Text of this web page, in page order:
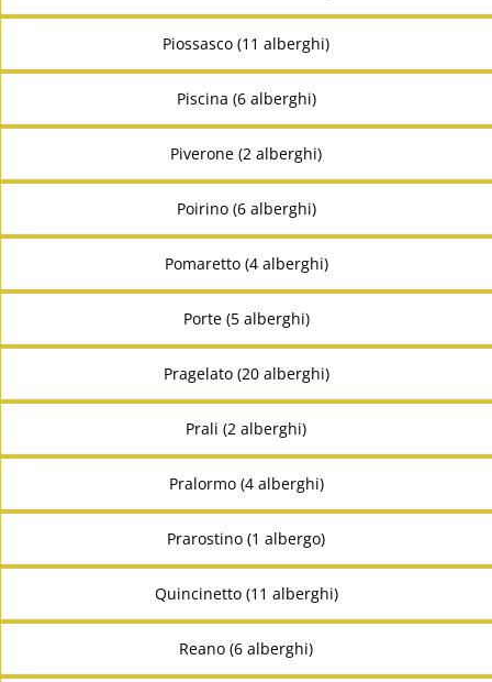
Piossasco (11 alberghi)
Piscina (6 alberghi)
Piverone (2 alberghi)
Poirino (6 alberghi)
Pomaretto (4 alberghi)
Porte (5 alberghi)
Pragelato (20 alberghi)
Prali (2 alberghi)
Pralormo (4 alberghi)
Prarostino (1 albergo)
Quincinetto (11 alberghi)
Reano (6 alberghi)